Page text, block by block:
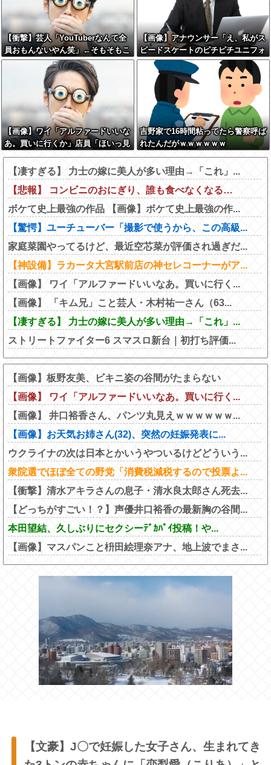
【衝撃】芸人「YouTuberなんて全
員おもんないやん笑」←そもそもこ
れが始まりなんだと思うんだがどう
思う？？？？？
【画像】アナウンサー「え、私がス
ピードスケートのピチピチユニフォ
ーム着るんですか…？ﾑﾁｨ！！」←
これはお前らに刺さるやろw w w w
w w w w
【画像】ワイ「アルファードいいな
あ。買いに行くか」店員「ほいっ見
積もりな！」ワイ「金額おかしく
ね？」←お前らもそう思うよ
な？？？？？
吉野家で16時間粘ってたら警察呼ば
れたんだがｗｗｗｗｗｗ
【凄すぎる】 力士の嫁に美人が多い理由→「これ」...
【悲報】 コンビニのおにぎり、誰も食べなくなる…
ボケて史上最強の作品 【画像】ボケて史上最強の作...
【驚愕】ユーチューバー「撮影で使うから、この高級...
家庭菜園やってるけど、最近空芯菜が評価され過ぎだ...
【神設備】ラカータ大宮駅前店の神セレコーナーがア...
【画像】 ワイ「アルファードいいなあ。買いに行く...
【画像】 「キム兄」こと芸人・木村祐一さん（63...
【凄すぎる】 力士の嫁に美人が多い理由→「これ」...
ストリートファイター6 スマスロ新台｜初打ち評価...
【画像】板野友美、ビキニ姿の谷間がたまらない
【画像】 ワイ「アルファードいいなあ。買いに行く...
【画像】 井口裕香さん、パンツ丸見えｗｗｗｗｗｗ...
【画像】お天気お姉さん(32)、突然の妊娠発表に...
ウクライナの次は日本とかいうやついるけどどういう...
衆院選でほぼ全ての野党「消費税減税するので投票よ...
【衝撃】清水アキラさんの息子・清水良太郎さん死去...
【どっちがすごい！？】声優井口裕香の最新胸の谷間...
本田望結、久しぶりにセクシーﾃﾞｶﾊﾟｲ投稿！や...
【画像】マスパンこと枡田絵理奈アナ、地上波でまさ...
【文豪】J〇で妊娠した女子さん、生まれてき